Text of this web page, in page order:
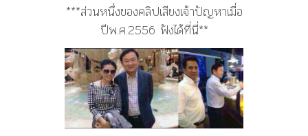
***ส่วนหนึ่งของคลิปเสียงเจ้าปัญหาเมื่อ
ปีพ.ศ.2556 ฟังได้ที่นี่**